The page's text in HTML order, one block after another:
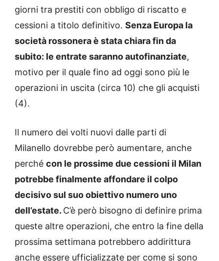
giorni tra prestiti con obbligo di riscatto e
cessioni a titolo definitivo. Senza Europa la
società rossonera è stata chiara fin da
subito: le entrate saranno autofinanziate,
motivo per il quale fino ad oggi sono più le
operazioni in uscita (circa 10) che gli acquisti
(4).
Il numero dei volti nuovi dalle parti di
Milanello dovrebbe però aumentare, anche
perché con le prossime due cessioni il Milan
potrebbe finalmente affondare il colpo
decisivo sul suo obiettivo numero uno
dell’estate. C’è però bisogno di definire prima
queste altre operazioni, che entro la fine della
prossima settimana potrebbero addirittura
anche essere ufficializzate per come si sono